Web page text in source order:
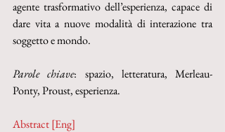
agente trasformativo dell’esperienza, capace di
dare vita a nuove modalità di interazione tra
soggetto e mondo.
Parole chiave: spazio, letteratura, Merleau-
Ponty, Proust, esperienza.
Abstract [Eng]